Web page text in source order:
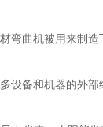
曲机被用来制造
备和机器的外部